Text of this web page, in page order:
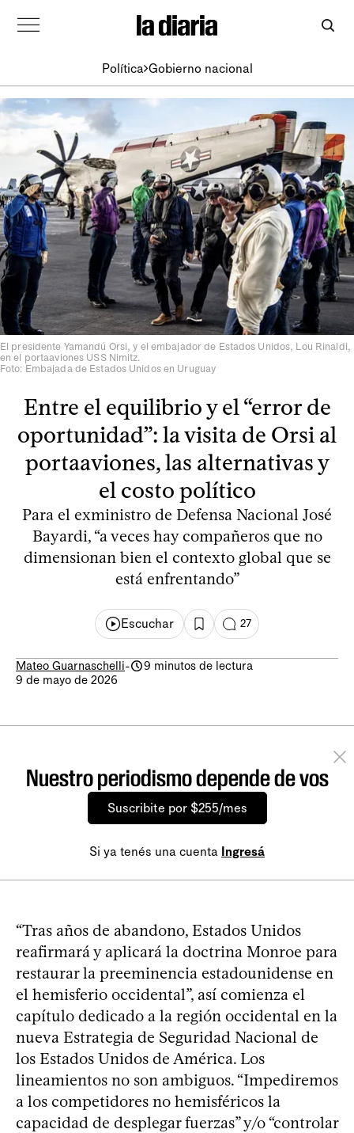
Política Gobierno nacional
El presidente Yamandú Orsi, y el embajador de Estados Unidos, Lou Rinaldi,
en el portaaviones USS Nimitz.
Foto: Embajada de Estados Unidos en Uruguay
Entre el equilibrio y el “error de
oportunidad”: la visita de Orsi al
portaaviones, las alternativas y
el costo político
Para el exministro de Defensa Nacional José
Bayardi, “a veces hay compañeros que no
dimensionan bien el contexto global que se
está enfrentando”
Escuchar 27
Mateo Guarnaschelli-
9 minutos de lectura
9 de mayo de 2026
Nuestro periodismo depende de vos
Suscribite por $255/mes
Si ya tenés una cuenta Ingresá
“Tras años de abandono, Estados Unidos
reafirmará y aplicará la doctrina Monroe para
restaurar la preeminencia estadounidense en
el hemisferio occidental”, así comienza el
capítulo dedicado a la región occidental en la
nueva Estrategia de Seguridad Nacional de
los Estados Unidos de América. Los
lineamientos no son ambiguos. “Impediremos
a los competidores no hemisféricos la
capacidad de desplegar fuerzas” y/o “controlar